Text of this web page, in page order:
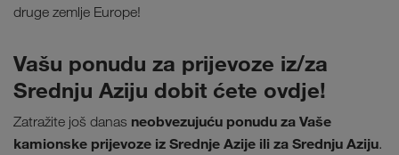
druge zemlje Europe!
Vašu ponudu za prijevoze iz/za
Srednju Aziju dobit ćete ovdje!
Zatražite još danas neobvezujuću ponudu za Vaše
kamionske prijevoze iz Srednje Azije ili za Srednju Aziju.